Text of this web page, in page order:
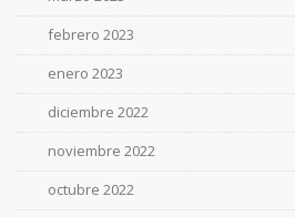
febrero 2023
enero 2023
diciembre 2022
noviembre 2022
octubre 2022